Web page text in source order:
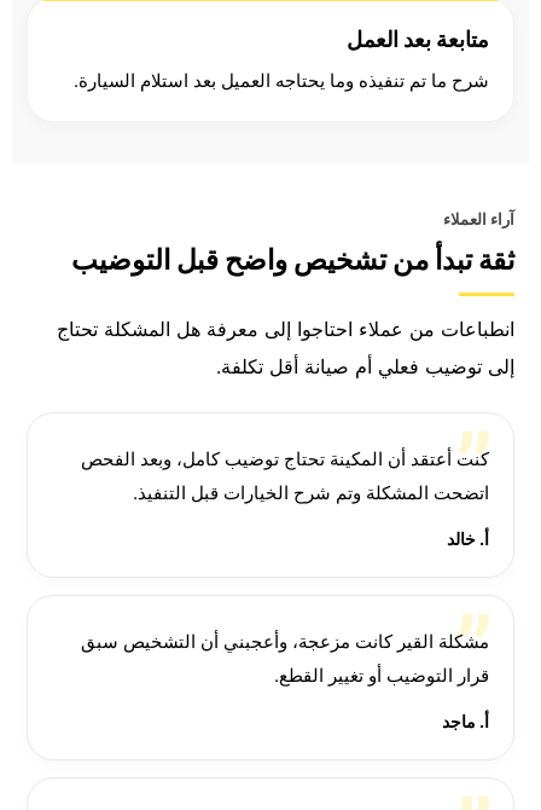
متابعة بعد العمل
شرح ما تم تنفيذه وما يحتاجه العميل بعد استلام السيارة.
آراء العملاء
ثقة تبدأ من تشخيص واضح قبل التوضيب
انطباعات من عملاء احتاجوا إلى معرفة هل المشكلة تحتاج
إلى توضيب فعلي أم صيانة أقل تكلفة.
كنت أعتقد أن المكينة تحتاج توضيب كامل، وبعد الفحص
اتضحت المشكلة وتم شرح الخيارات قبل التنفيذ.
أ. خالد
مشكلة القير كانت مزعجة، وأعجبني أن التشخيص سبق
قرار التوضيب أو تغيير القطع.
أ. ماجد